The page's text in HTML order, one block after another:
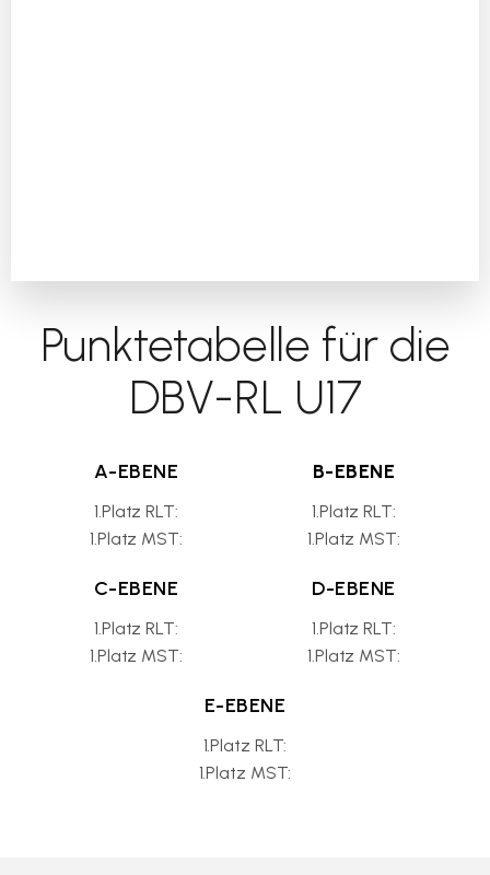
Punktetabelle für die
DBV-RL U17
A-EBENE
1.Platz RLT:
1.Platz MST:
B-EBENE
1.Platz RLT:
1.Platz MST:
C-EBENE
1.Platz RLT:
1.Platz MST:
D-EBENE
1.Platz RLT:
1.Platz MST:
E-EBENE
1.Platz RLT:
1.Platz MST: